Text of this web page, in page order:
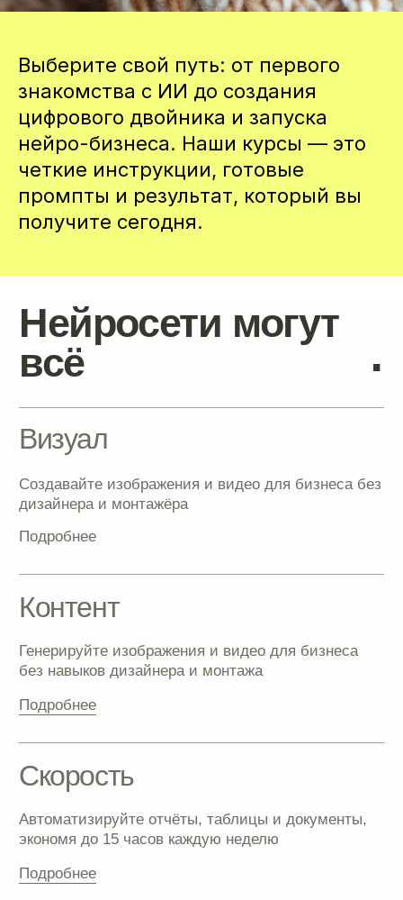
Выберите свой путь: от первого
знакомства с ИИ до создания
цифрового двойника и запуска
нейро-бизнеса. Наши курсы — это
четкие инструкции, готовые
промпты и результат, который вы
получите сегодня.
Создавайте изображения и видео для бизнеса без
Контент
Подробнее
без навыков дизайнера и монтажа
Скорость
Подробнее
Автоматизируйте отчёты, таблицы и документы,
экономя до 15 часов каждую неделю
Работайте легко и без ограничений: интерфейс на
русском
Каталог курсов